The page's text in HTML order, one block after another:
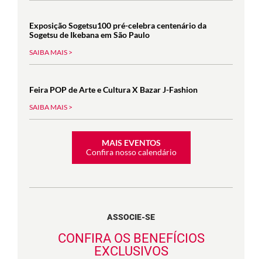
Exposição Sogetsu100 pré-celebra centenário da
Sogetsu de Ikebana em São Paulo
SAIBA MAIS >
Feira POP de Arte e Cultura X Bazar J-Fashion
SAIBA MAIS >
MAIS EVENTOS
Confira nosso calendário
ASSOCIE-SE
CONFIRA OS BENEFÍCIOS
EXCLUSIVOS